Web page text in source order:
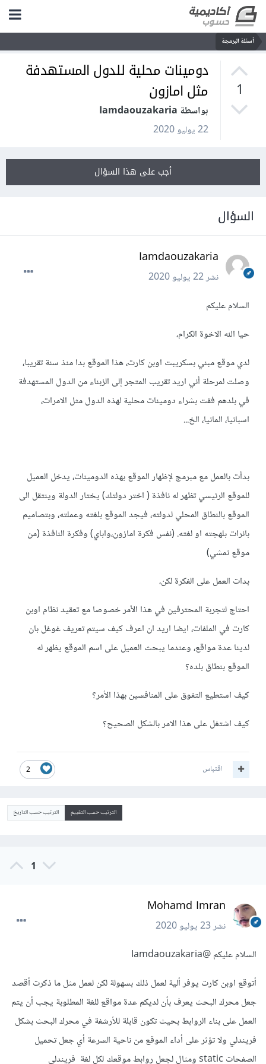
أسئلة البرمجة
1
دومينات محلية للدول المستهدفة
مثل امازون
بواسطة Iamdaouzakaria
22 يوليو 2020
أجب على هذا السؤال
السؤال
Iamdaouzakaria
نشر22 يوليو 2020
السلام عليكم
حيا الله الاخوة الكرام،
لدي موقع مبني بسكريبت اوبن كارت، هذا الموقع بدا منذ سنة تقريبا،
وصلت لمرحلة أني اريد تقريب المتجر إلى الزبناء من الدول المستهدفة
في بلدهم فقت بشراء دومينات محلية لهذه الدول مثل الامرات،
اسبانيا، المانيا، الخ...
بدأت بالعمل مع مبرمج لإظهار الموقع بهذه الدومينات، يدخل العميل
للموقع الرئيسي تظهر له نافذة ( اختر دولتك) يختار الدولة وينتقل الى
الموقع بالنطاق المحلي لدولته، فيجد الموقع بلغته وعملته، وبتصاميم
بانرات بلهجته او لغته. (نفس فكرة امازون،واباي) وفكرة النافذة (من
موقع نمشي)
بدات العمل على الفكرة لكن،
احتاج لتجربة المحترفين في هذا الأمر خصوصا مع تعقيد نظام اوبن
كارت في الملفات، ايضا اريد ان اعرف كيف سيتم تعريف غوغل بان
لدينا عدة مواقع، وعندما يبحث العميل على اسم الموقع يظهر له
الموقع بنطاق بلده؟
كيف استطيع التفوق على المنافسين بهذا الأمر؟
كيف اشتغل على هذا الامر بالشكل الصحيح؟
2 اقتباس
الترتيب حسب التقييم الترتيب حسب التاريخ
1
Mohamd Imran
نشر23 يوليو 2020
السلام عليكم@Iamdaouzakaria
أتوقع اوبن كارت يوفر ألية لعمل ذلك بسهولة لكن لعمل مثل ما ذكرت أقصد
جعل محرك البحث يعرف بأن لديكم عدة مواقع للغة المطلوبة يجب أن يتم
العمل على بناء الروابط بحيث تكون قابلة للأرشفة في محرك البحث بشكل
فريندلي ولا تؤثر على أداء الموقع من ناحية السرعة أي جعل تحميل
الصفحات static ومثال لجعل روابط موقعك لكل لغة فريندلي